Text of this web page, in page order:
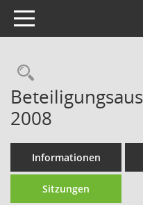
Toggle navigation
2008
Informationen
Sitzungen